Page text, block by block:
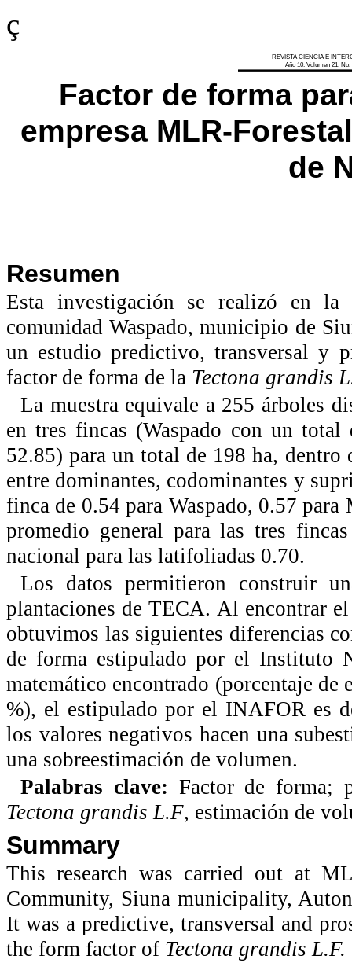
ç
REVISTA CIENCIA E
Año10, Volumen 21, No.
Factor de forma
empresa MLR-
de
Resumen
Esta investigación se realizó en la
comunidad Waspado, municipio de
un estudio predictivo, transversal y
factor de forma de la Tectona grandis
La muestra equivale a 255 árboles
en tres fincas (Waspado con un
52.85) para un total de 198 ha, dentro
entre dominantes, codominantes y
finca de 0.54 para Waspado, 0.57
promedio general para las tres
nacional para las latifoliadas 0.70.
Los datos permitieron construir
plantaciones de TECA. Al encontrar
obtuvimos las siguientes diferencias
de forma estipulado por el Instituto
matemático encontrado (porcentaje
%), el estipulado por el INAFOR es
los valores negativos hacen una
una sobreestimación de volumen.
Palabras clave: Factor de forma;
Tectona grandis L.F, estimación de
Summary
This research was carried out at
Community, Siuna municipality,
It was a predictive, transversal and
the form factor of Tectona grandis L.F.